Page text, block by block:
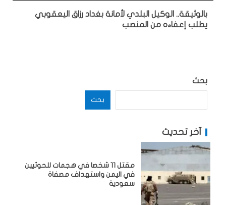
بالوثيقة.. الوكيل البلدي لأمانة بغداد رزاق اليعقوبي
يطلب إعفاءه من المنصب
بحث
بحث
آخر تحديث
مقتل 11 شخصا في هجمات للحوثيين
في اليمن واستهداف مصفاة
سعودية